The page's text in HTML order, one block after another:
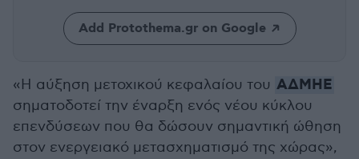
Add Protothema.gr on Google
«Η αύξηση μετοχικού κεφαλαίου του ΑΔΜΗΕ
σηματοδοτεί την έναρξη ενός νέου κύκλου
επενδύσεων που θα δώσουν σημαντική ώθηση
στον ενεργειακό μετασχηματισμό της χώρας»,